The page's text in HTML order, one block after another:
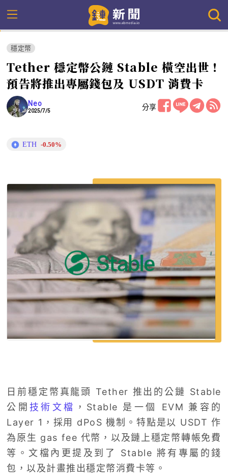
穩定幣
Tether 穩定幣公鏈 Stable 橫空出世！
預告將推出專屬錢包及 USDT 消費卡
Neo
2025/7/5 分享
ETH -0.50%
日前穩定幣真龍頭 Tether 推出的公鏈 Stable
公開技術文檔
，Stable 是一個 EVM 兼容的
Layer 1，採用 dPoS 機制。特點是以 USDT 作
為原生 gas fee 代幣，以及鏈上穩定幣轉帳免費
等。文檔內更提及到了 Stable 將有專屬的錢
包，以及計畫推出穩定幣消費卡等。